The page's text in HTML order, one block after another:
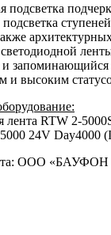
подсветка
ленты
запоминающийся
и высоким
лента RTW 2-
24V Day4000
ООО